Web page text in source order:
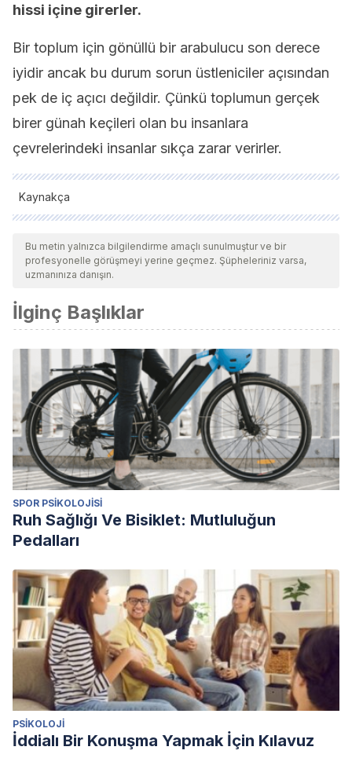
hissi içine girerler.
Bir toplum için gönüllü bir arabulucu son derece
iyidir ancak bu durum sorun üstleniciler açısından
pek de iç açıcı değildir. Çünkü toplumun gerçek
birer günah keçileri olan bu insanlara
çevrelerindeki insanlar sıkça zarar verirler.
Kaynakça
Tüm alıntı yapılan kaynaklar, kalitelerini, güvenilirliklerini,
güncelliklerini ve geçerliliklerini sağlamak için ekibimiz
tarafından derinlemesine incelendi. Bu makalenin bibliyografisi
kabul edildi.
Aron, Elaine (2006) El don de la alta sensibilidad. Madrid:
Bu metin yalnızca bilgilendirme amaçlı sunulmuştur ve bir
profesyonelle görüşmeyi yerine geçmez. Şüpheleriniz varsa,
uzmanınıza danışın.
İlginç Başlıklar
SPOR PSIKOLOJISI
Ruh Sağlığı Ve Bisiklet: Mutluluğun
Pedalları
PSIKOLOJI
İddialı Bir Konuşma Yapmak İçin Kılavuz